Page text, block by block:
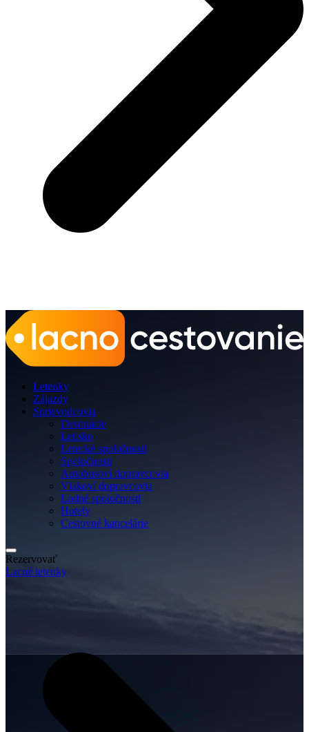
Letenky
Zájazdy
Sprievodcovia
Destinácie
Letisko
Letecké spoločnosti
Spoločnosti
Autobusoví dopravcovia
Vlakoví dopravcovia
Lodné spoločnosti
Hotely
Cestovné kancelárie
Rezervovať
Lacné letenky